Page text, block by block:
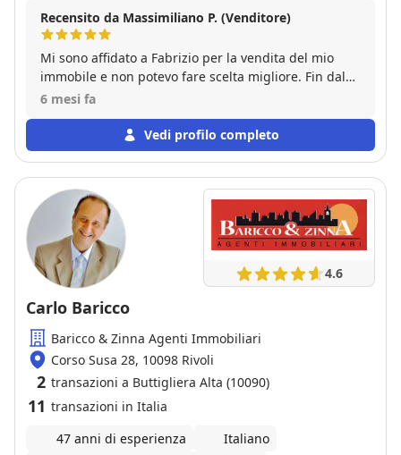
Recensito da Massimiliano P. (Venditore)
Mi sono affidato a Fabrizio per la vendita del mio
immobile e non potevo fare scelta migliore. Fin dal
primo incontro ho riscontrato grande
una disponibilità e gentilezza davvero rare. Il
servizio è stato impeccabile sotto ogni aspetto:
comunicazione chiara e costante e una gestione
attenta di tutte le fasi della trattativa. Mi sono sentito
seguito e tutelato in ogni momento, con la certezza
di essere in mani esperte. Oltre alla preparazione
tecnica, ho apprezzato molto la cortesia, l’educazione
e l’attenzione verso le mie esigenze, qualità che
fanno davvero la differenza. Consiglio vivamente
acquistare un immobile con serenità e risultati
concreti.
6 mesi fa
Vedi profilo completo
4.6
Carlo Baricco
Baricco & Zinna Agenti Immobiliari
Corso Susa 28, 10098 Rivoli
2 transazioni a Buttigliera Alta (10090)
11 transazioni in Italia
47 anni di esperienza
Italiano